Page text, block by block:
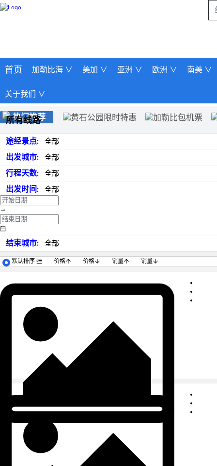
首页 加勒比海 ∨ 美加 ∨ 亚洲 ∨ 欧洲 ∨ 南美 ∨
关于我们 ∨
热门推荐 黄石公园限时特惠
加勒比包机票
黄刀极光
所有线路
途经景点: 全部
出发城市: 全部
行程天数: 全部
出发时间: 全部
结束城市: 全部
默认排序 价格 价格 销量 销量